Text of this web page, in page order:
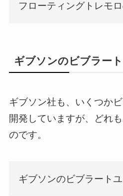
フローティングトレモ
ギブソンのビブラー
ギブソン社も、いくつか
開発していますが、どれ
のです。
ギブソンのビブラート